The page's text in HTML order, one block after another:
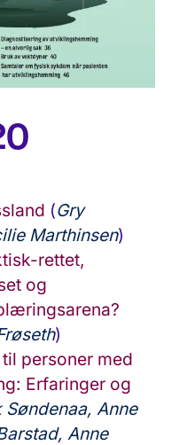
(Gry
Marthinsen)
rettet,
og
)
personer med
Erfaringer og
Søndenaa, Anne
Anne